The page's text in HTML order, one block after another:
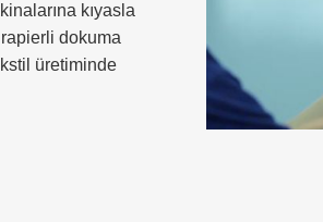
kıyasla
dokuma
üretiminde